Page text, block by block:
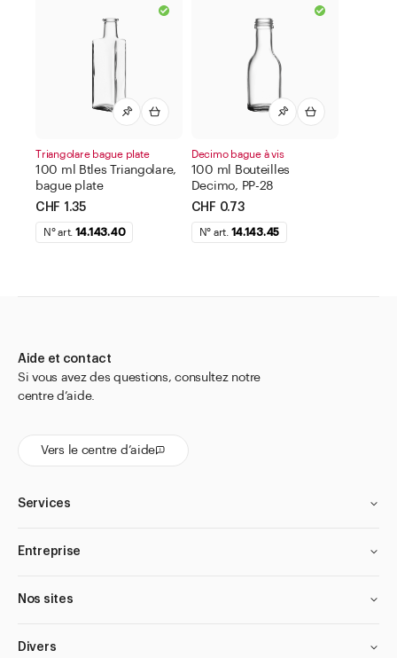
Triangolare bague plate
100 ml Btles Triangolare,
bague plate
CHF 1.35
N° art. 14.143.40
Decimo bague à vis
100 ml Bouteilles
Decimo, PP-28
CHF 0.73
N° art. 14.143.45
Aide et contact
Si vous avez des questions, consultez notre
centre d’aide.
Vers le centre d’aide
Services
Entreprise
Nos sites
Divers